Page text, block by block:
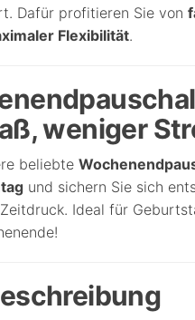
Dafür profitieren Sie von
Flexibilität.
weniger
beliebte
und sichern Sie sich
Ideal für